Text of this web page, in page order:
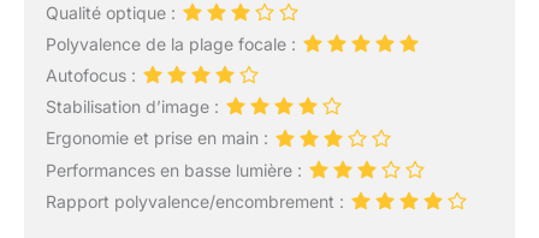
Qualité optique :
Polyvalence de la plage focale :
Autofocus :
Stabilisation d’image :
Ergonomie et prise en main :
Performances en basse lumière :
Rapport polyvalence/encombrement :